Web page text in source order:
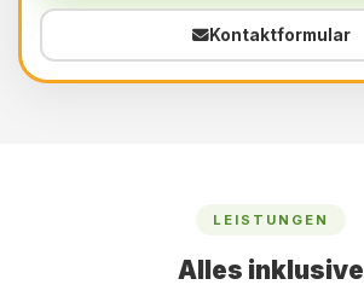
Kontaktformular
LEISTUNGEN
Alles inklusive